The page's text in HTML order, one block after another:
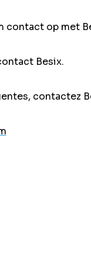
contact op met
Besix.
contactez